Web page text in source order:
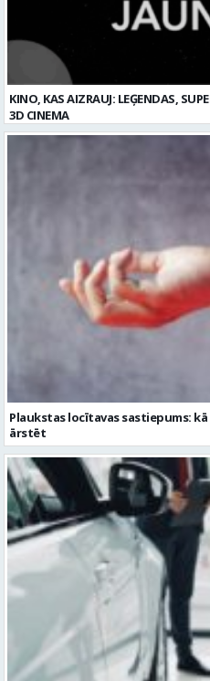
Plaukstas locītavas sastiepums:
Kāpēc divus trīs gadus veci